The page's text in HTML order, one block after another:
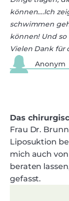
können….Ich
schwimmen
können! Und so
Vielen Dank für
Anonym
Das
Frau Dr.
Liposuktion
mich auch
beraten
gefasst.